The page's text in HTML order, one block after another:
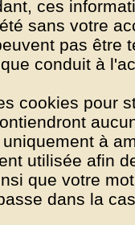
ces
sans votre
pas être
conduit à
cookies pour
à
utilisée afin
que votre
dans la